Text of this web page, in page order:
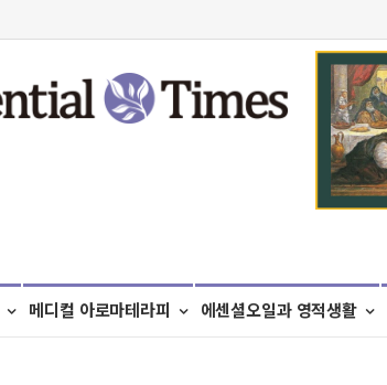
메디컬 아로마테라피 에센셜오일과 영적생활